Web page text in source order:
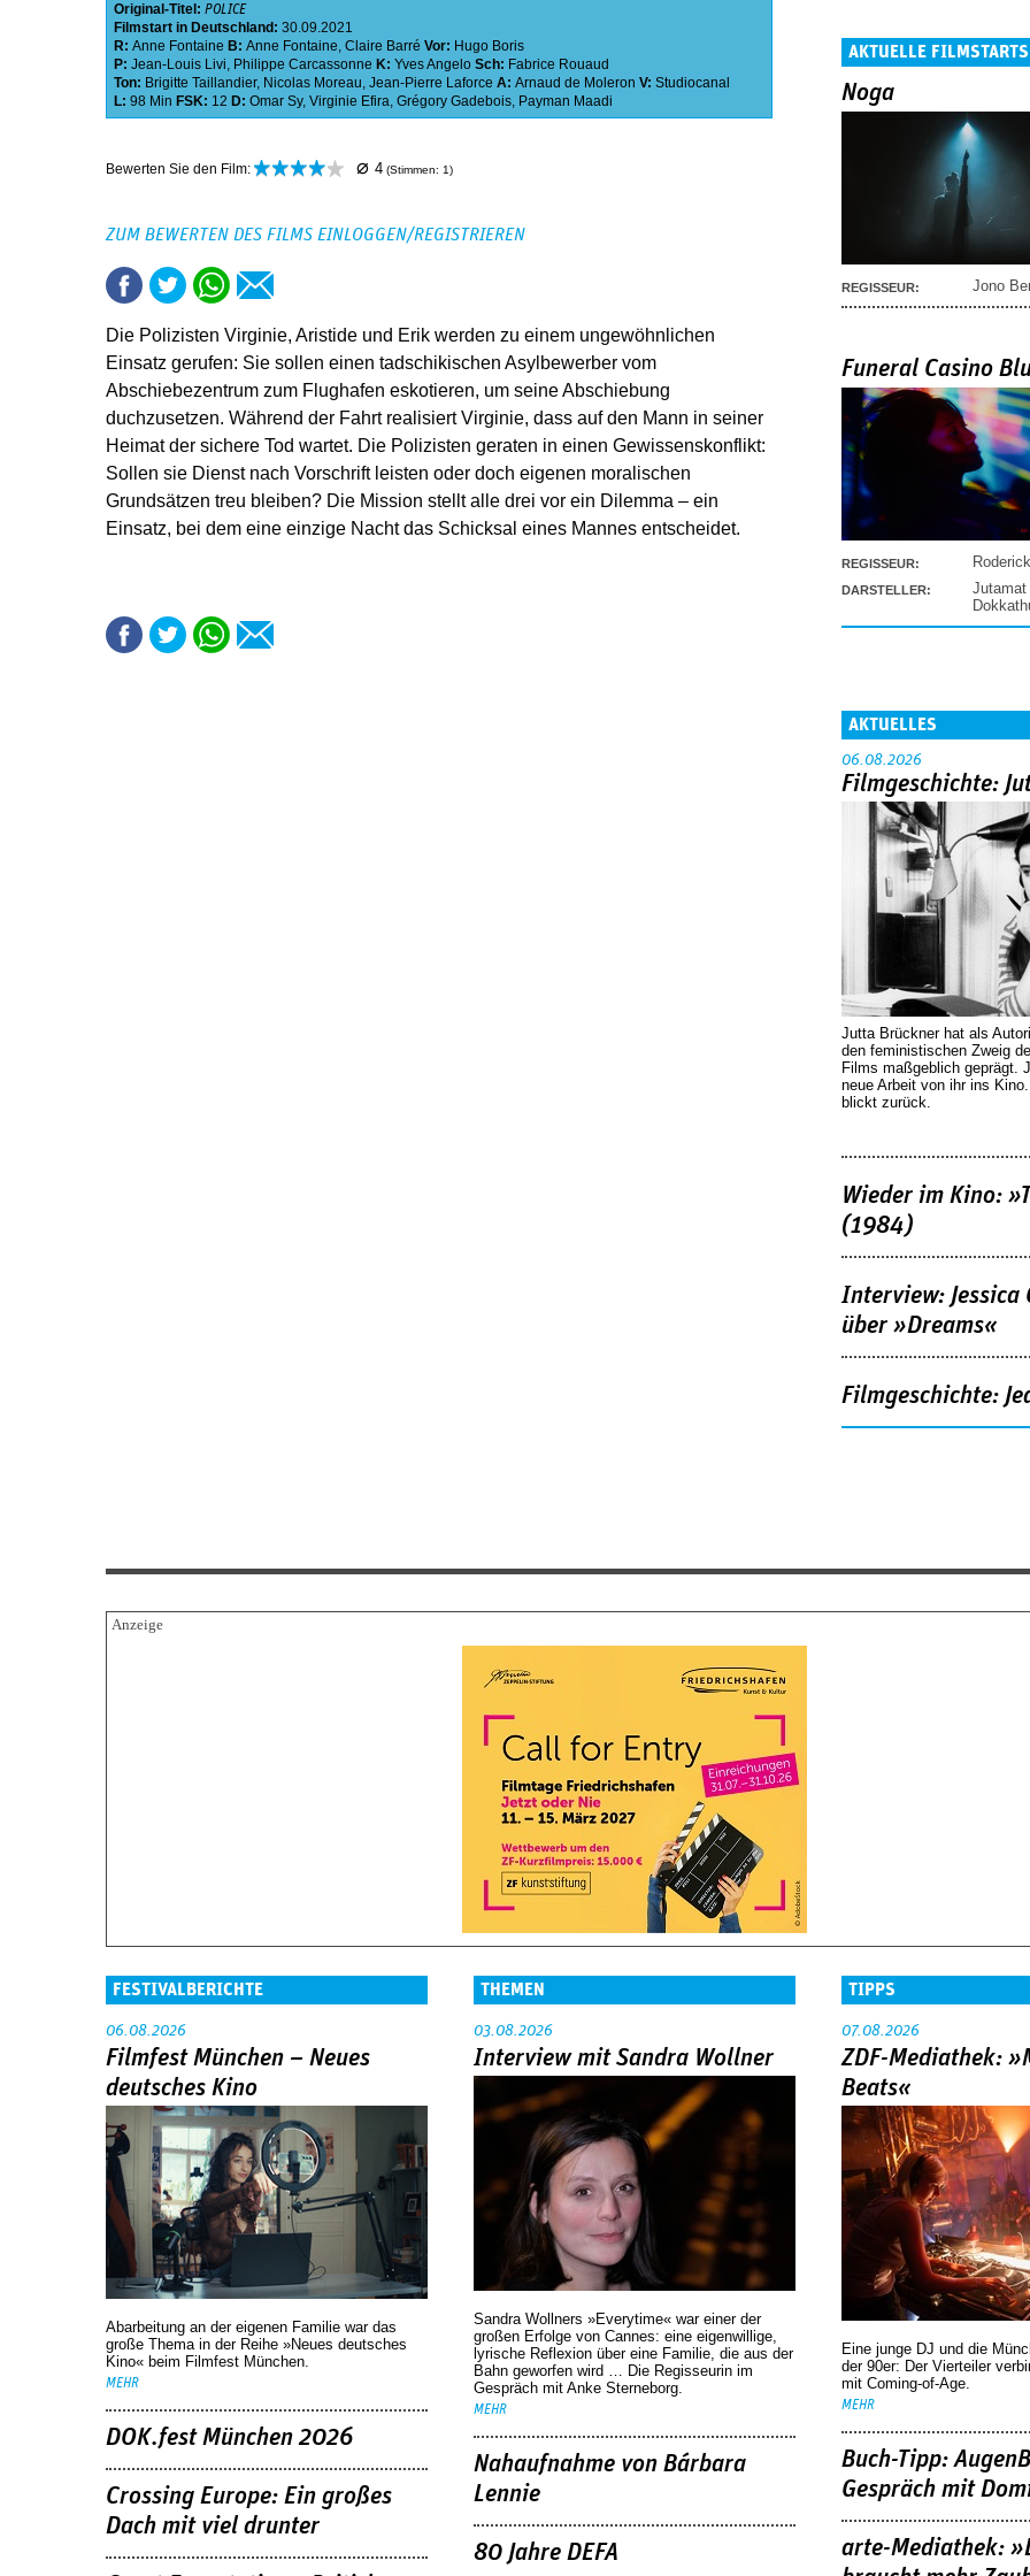
Original-Titel: POLICE
Filmstart in Deutschland: 30.09.2021
R: Anne Fontaine B: Anne Fontaine, Claire Barré Vor: Hugo Boris
P: Jean-Louis Livi, Philippe Carcassonne K: Yves Angelo Sch: Fabrice Rouaud
Ton: Brigitte Taillandier, Nicolas Moreau, Jean-Pierre Laforce A: Arnaud de Moleron V: Studiocanal
L: 98 Min FSK: 12 D: Omar Sy, Virginie Efira, Grégory Gadebois, Payman Maadi
Bewerten Sie den Film: ⌀ 4 (Stimmen: 1)
ZUM BEWERTEN DES FILMS EINLOGGEN/REGISTRIEREN
Die Polizisten Virginie, Aristide und Erik werden zu einem ungewöhnlichen
Einsatz gerufen: Sie sollen einen tadschikischen Asylbewerber vom
Abschiebezentrum zum Flughafen eskotieren, um seine Abschiebung
duchzusetzen. Während der Fahrt realisiert Virginie, dass auf den Mann in seiner
Heimat der sichere Tod wartet. Die Polizisten geraten in einen Gewissenskonflikt:
Sollen sie Dienst nach Vorschrift leisten oder doch eigenen moralischen
Grundsätzen treu bleiben? Die Mission stellt alle drei vor ein Dilemma – ein
Einsatz, bei dem eine einzige Nacht das Schicksal eines Mannes entscheidet.
AKTUELLE FILMSTARTS
Noga
REGISSEUR: Jono
Funeral Casino
REGISSEUR:
DARSTELLER: Jutamat
AKTUELLES
06.08.2026
Filmgeschichte:
Jutta Brückner hat als
den feministischen Zweig
Films maßgeblich geprägt.
neue Arbeit von ihr ins
blickt zurück.
Wieder im Kino:
(1984)
Interview: Jessica
über »Dreams«
Filmgeschichte:
FESTIVALBERICHTE
06.08.2026
Filmfest München – Neues
deutsches Kino
Abarbeitung an der eigenen Familie war das
große Thema in der Reihe »Neues deutsches
Kino« beim Filmfest München.
MEHR
DOK.fest München 2026
Crossing Europe: Ein großes
Dach mit viel drunter
THEMEN
03.08.2026
Interview mit Sandra Wollner
Sandra Wollners »Everytime« war einer der
großen Erfolge von Cannes: eine eigenwillige,
lyrische Reflexion über eine ­Familie, die aus der
Bahn geworfen wird … Die Regisseurin im
Gespräch mit Anke Sterneborg.
MEHR
Nahaufnahme von Bárbara
Lennie
80 Jahre DEFA
TIPPS
07.08.2026
ZDF-Mediathek:
Beats«
Eine junge DJ und die
der 90er: Der Vierteiler
mit Coming-of-Age.
MEHR
Buch-Tipp:
Gespräch mit
arte-Mediathek: